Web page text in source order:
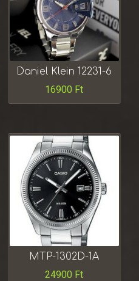
Daniel Klein 12231-6
16900 Ft
MTP-1302D-1A
24900 Ft